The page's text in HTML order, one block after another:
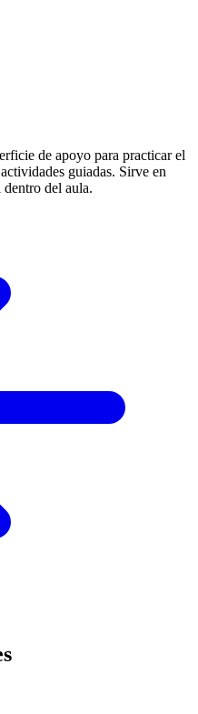
de apoyo para practicar el
guiadas. Sirve en
del aula.